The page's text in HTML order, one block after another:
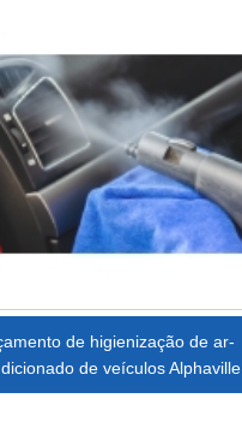
de higienização de ar-
de veículos Alphaville